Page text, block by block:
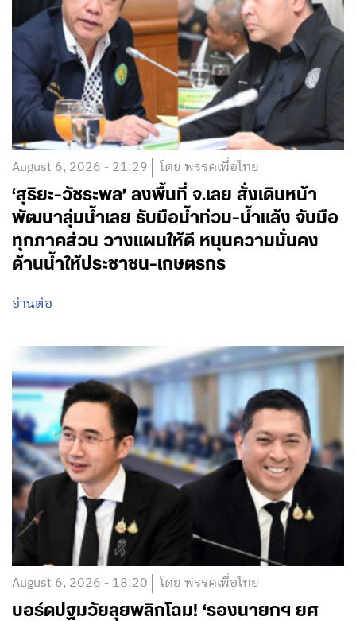
August 6, 2026 - 21:29 โดย พรรคเพื่อไทย
‘สุริยะ-วัชระพล’ ลงพื้นที่ จ.เลย สั่งเดินหน้า
พัฒนาลุ่มน้ำเลย รับมือน้ำท่วม-น้ำแล้ง จับมือ
ทุกภาคส่วน วางแผนให้ดี หนุนความมั่นคง
ด้านน้ำให้ประชาชน-เกษตรกร
อ่านต่อ
August 6, 2026 - 18:20 โดย พรรคเพื่อไทย
บอร์ดปฐมวัยลุยพลิกโฉม! ‘รองนายกฯ ยศ